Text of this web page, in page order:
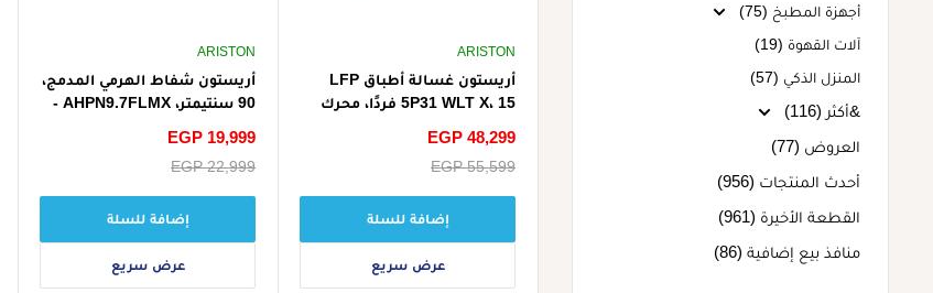
أجهزة المطبخ (75)
آلات القهوة (19)
المنزل الذكي (57)
&أكثر (116)
العروض (77)
أحدث المنتجات (956)
القطعة الأخيرة (961)
منافذ بيع إضافية (86)
ARISTON
أريستون غسالة أطباق LFP
5P31 WLT X، 15 فردًا، محرك
سعر
EGP 48,299
سعر
EGP 55,599
إضافة للسلة
عرض سريع
ARISTON
أريستون شفاط الهرمي المدمج،
90 سنتيمتر، AHPN9.7FLMX -
سعر
EGP 19,999
سعر
EGP 22,999
إضافة للسلة
عرض سريع